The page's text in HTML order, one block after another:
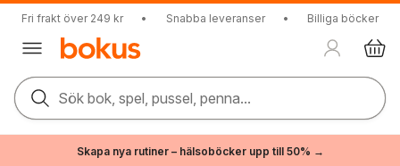
Fri frakt över 249 kr • Snabba leveranser • Billiga böcker
Sök bok, spel, pussel, penna...
Skapa nya rutiner – hälsoböcker upp till 50% →